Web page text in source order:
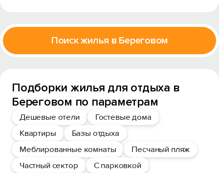
Поиск жилья в Береговом
Подборки жилья для отдыха в
Береговом по параметрам
Дешевые отели
Гостевые дома
Квартиры
Базы отдыха
Меблированные комнаты
Песчаный пляж
Частный сектор
С парковкой